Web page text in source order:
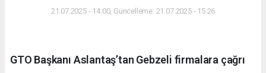
21.07.2025 - 14:00, Güncelleme: 21.07.2025 - 15:26
GTO Başkanı Aslantaş’tan Gebzeli firmalara çağrı